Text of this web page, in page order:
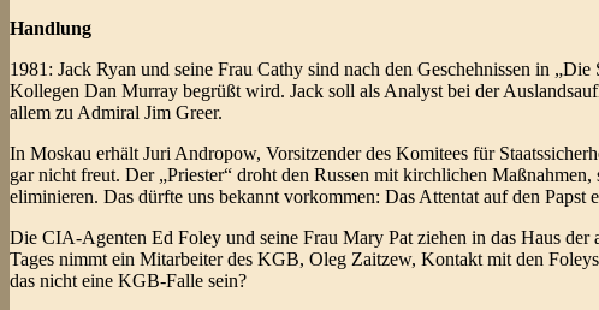
Handlung
1981: Jack Ryan und seine Frau Cathy sind nach den Geschehnissen in
Kollegen Dan Murray begrüßt wird. Jack soll als Analyst bei der
allem zu Admiral Jim Greer.
In Moskau erhält Juri Andropow, Vorsitzender des Komitees für
gar nicht freut. Der „Priester“ droht den Russen mit kirchlichen
eliminieren. Das dürfte uns bekannt vorkommen: Das Attentat auf den
Die CIA-Agenten Ed Foley und seine Frau Mary Pat ziehen in das Haus
Tages nimmt ein Mitarbeiter des KGB, Oleg Zaitzew, Kontakt mit den
das nicht eine KGB-Falle sein?